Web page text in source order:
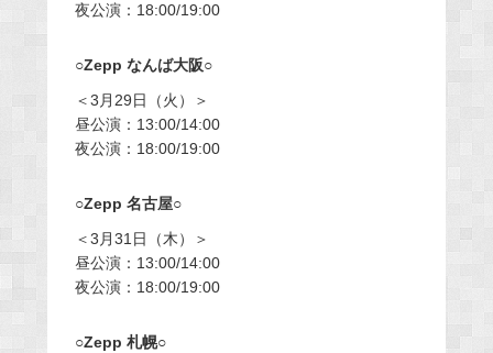
夜公演：18:00/19:00
○Zepp なんば大阪○
＜3月29日（火）＞
昼公演：13:00/14:00
夜公演：18:00/19:00
○Zepp 名古屋○
＜3月31日（木）＞
昼公演：13:00/14:00
夜公演：18:00/19:00
○Zepp 札幌○